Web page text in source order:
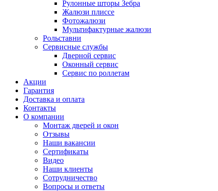
Рулонные шторы Зебра
Жалюзи плиссе
Фотожалюзи
Мультифактурные жалюзи
Рольставни
Сервисные службы
Дверной сервис
Оконный сервис
Сервис по роллетам
Акции
Гарантия
Доставка и оплата
Контакты
О компании
Монтаж дверей и окон
Отзывы
Наши вакансии
Сертификаты
Видео
Наши клиенты
Сотрудничество
Вопросы и ответы